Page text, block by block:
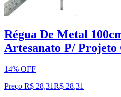
Régua De Metal
Artesanato P/ Projeto
14% OFF
Preço R$ 28,31R$ 28,31